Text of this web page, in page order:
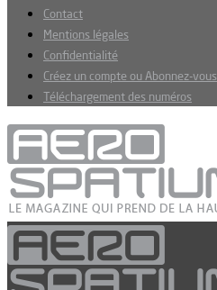
Contact
Mentions légales
Confidentialité
Créez un compte ou Abonnez-vous
Téléchargement des numéros